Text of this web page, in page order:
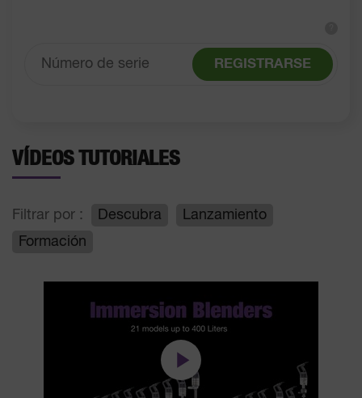
REGISTRARSE
VÍDEOS TUTORIALES
Filtrar por : Descubra
Lanzamiento
Formación